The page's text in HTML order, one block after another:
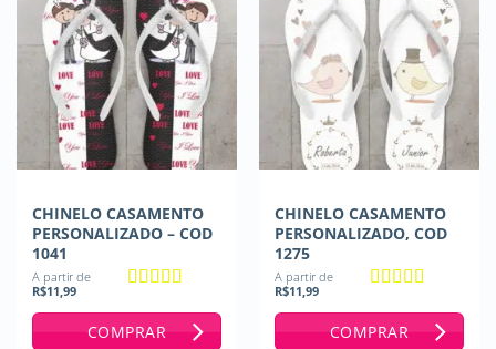
CHINELO CASAMENTO
PERSONALIZADO – COD
1041
A partir de
R$11,99
COMPRAR
CHINELO CASAMENTO
PERSONALIZADO, COD
1275
A partir de
R$11,99
COMPRAR